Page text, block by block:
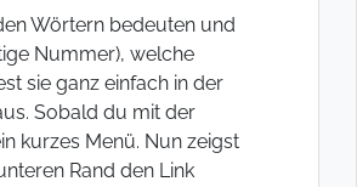
Wörtern bedeuten und
Nummer), welche
sie ganz einfach in der
Sobald du mit der
kurzes Menü. Nun zeigst
Rand den Link